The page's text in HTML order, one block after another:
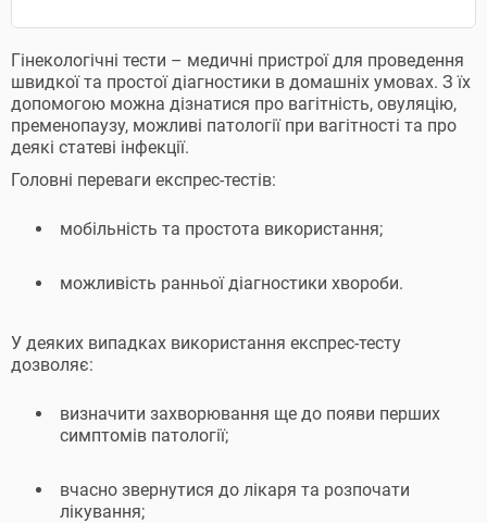
Гінекологічні тести – медичні пристрої для проведення
швидкої та простої діагностики в домашніх умовах. З їх
допомогою можна дізнатися про вагітність, овуляцію,
пременопаузу, можливі патології при вагітності та про
деякі статеві інфекції.
Головні переваги експрес-тестів:
мобільність та простота використання;
можливість ранньої діагностики хвороби.
У деяких випадках використання експрес-тесту
дозволяє:
визначити захворювання ще до появи перших
симптомів патології;
вчасно звернутися до лікаря та розпочати
лікування;